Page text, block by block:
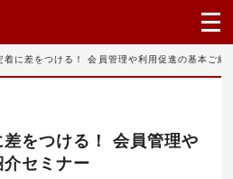
着に差をつける！ 会員管理や利用促進の基本ご紹
をつける！ 会員管理や
セミナー